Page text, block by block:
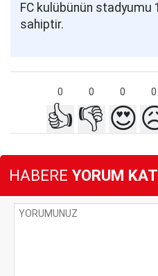
FC kulübünün
sahiptir.
0 0 0 0
👍 👎 😍
HABERE YORUM KAT